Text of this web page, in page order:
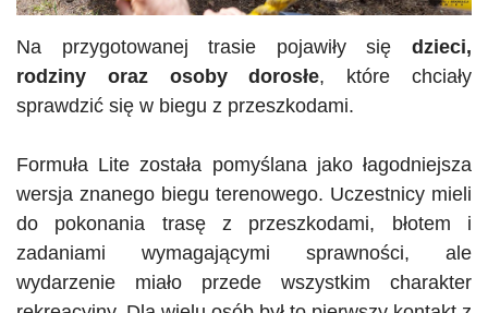
Na przygotowanej trasie pojawiły się dzieci,
rodziny oraz osoby dorosłe, które chciały
sprawdzić się w biegu z przeszkodami.
Formuła Lite została pomyślana jako łagodniejsza
wersja znanego biegu terenowego. Uczestnicy mieli
do pokonania trasę z przeszkodami, błotem i
zadaniami wymagającymi sprawności, ale
wydarzenie miało przede wszystkim charakter